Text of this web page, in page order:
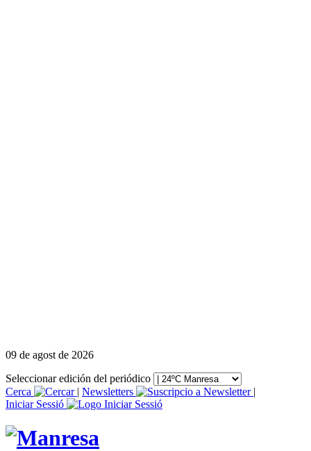
09 de agost de 2026
Seleccionar edición del periódico
Cerca
| Newsletters
|
Iniciar Sessió